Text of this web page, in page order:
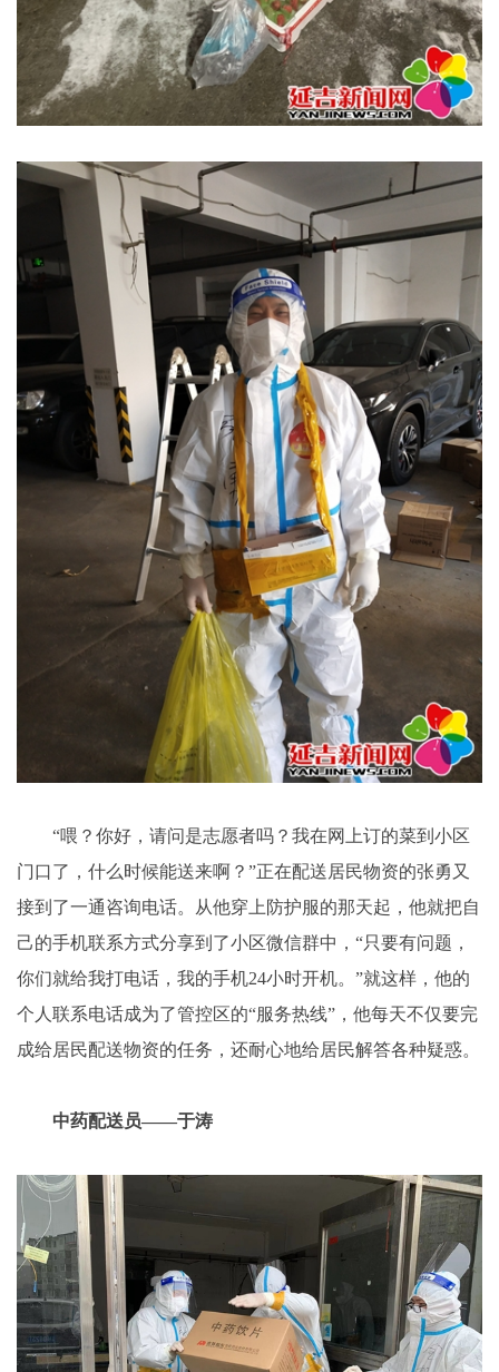
“喂？你好，请问是志愿者吗？我在网上订的菜到小区
门口了，什么时候能送来啊？”正在配送居民物资的张勇又
接到了一通咨询电话。从他穿上防护服的那天起，他就把自
己的手机联系方式分享到了小区微信群中，“只要有问题，
你们就给我打电话，我的手机24小时开机。”就这样，他的
个人联系电话成为了管控区的“服务热线”，他每天不仅要完
成给居民配送物资的任务，还耐心地给居民解答各种疑惑。
中药配送员——于涛